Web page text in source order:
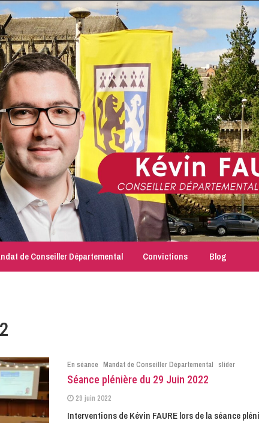
de Conseiller Départemental Convictions Blog
En séance Mandat de Conseiller Départemental slider
Séance plénière du 29 Juin 2022
29 juin 2022
Interventions de Kévin FAURE lors de la séance